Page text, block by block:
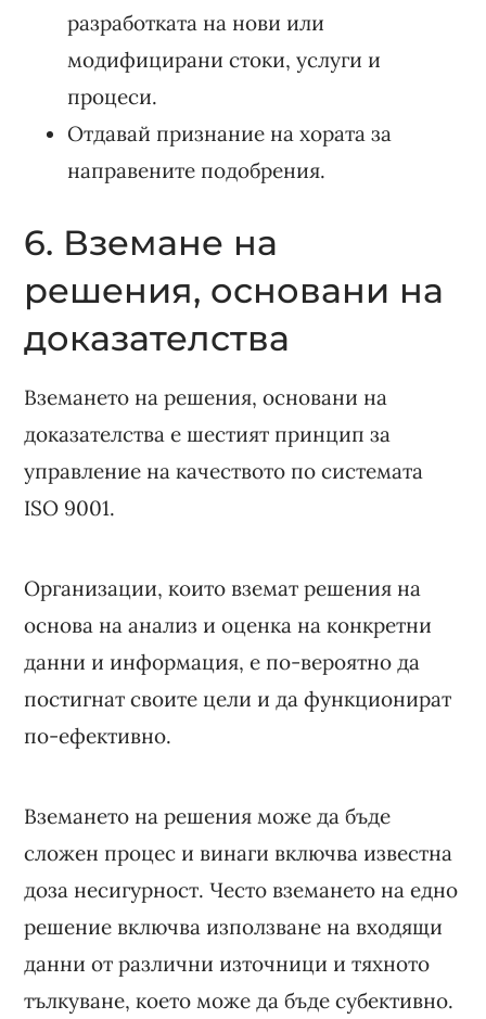
разработката на нови или
модифицирани стоки, услуги и
процеси.
Отдавай признание на хората за
направените подобрения.
6. Вземане на
решения, основани на
доказателства
Вземането на решения, основани на
доказателства е шестият принцип за
управление на качеството по системата
ISO 9001.
Организации, които вземат решения на
основа на анализ и оценка на конкретни
данни и информация, е по-вероятно да
постигнат своите цели и да функционират
по-ефективно.
Вземането на решения може да бъде
сложен процес и винаги включва известна
доза несигурност. Често вземането на едно
решение включва използване на входящи
данни от различни източници и тяхното
тълкуване, което може да бъде субективно.